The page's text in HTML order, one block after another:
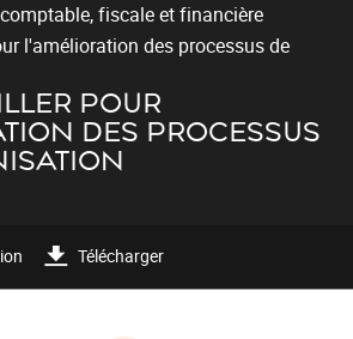
fiscale et financière
l'amélioration des processus de
POUR
DES PROCESSUS
Télécharger